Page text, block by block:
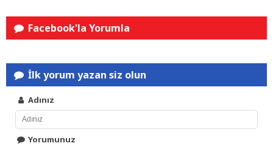
Facebook'la Yorumla
İlk yorum yazan siz olun
Adınız
Yorumunuz